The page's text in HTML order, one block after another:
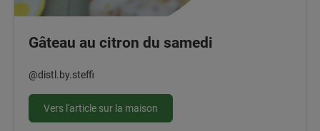
Gâteau au citron du samedi
@distl.by.steffi
Vers l'article sur la maison